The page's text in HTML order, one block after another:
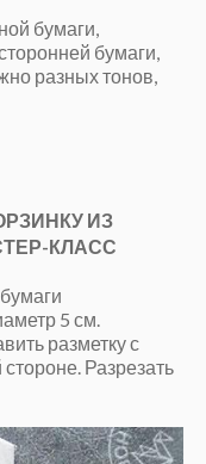
бумаги,
бумаги,
разных тонов,
ИЗ
КЛАСС
5 см.
разметку с
Разрезать